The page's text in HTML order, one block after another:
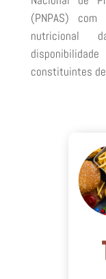
(PNPAS)
nutricional
constituintes